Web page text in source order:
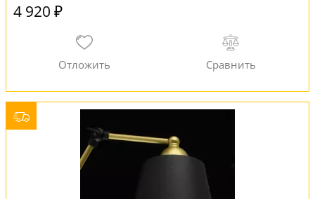
4 920 ₽